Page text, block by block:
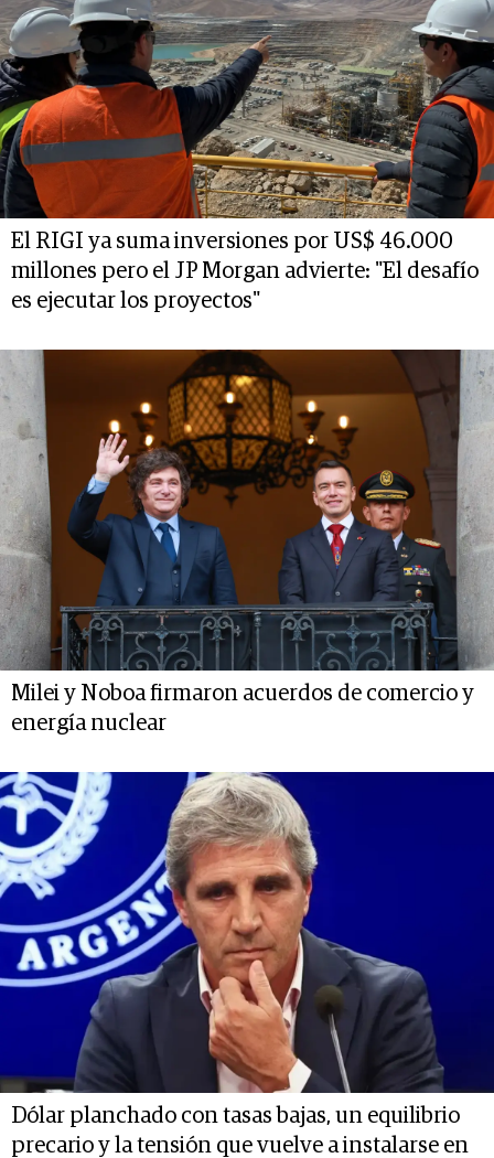
El RIGI ya suma inversiones por US$ 46.000
millones pero el JP Morgan advierte: "El desafío
es ejecutar los proyectos"
Milei y Noboa firmaron acuerdos de comercio y
energía nuclear
Dólar planchado con tasas bajas, un equilibrio
precario y la tensión que vuelve a instalarse en